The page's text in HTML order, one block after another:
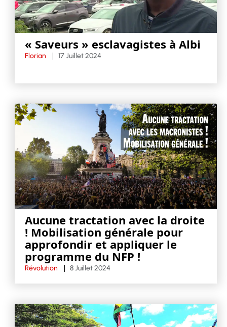
« Saveurs » esclavagistes à Albi
Florian 17 Juillet 2024
Aucune tractation avec la droite
! Mobilisation générale pour
approfondir et appliquer le
programme du NFP !
Révolution 8 Juillet 2024